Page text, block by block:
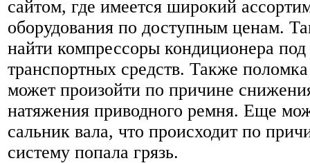
сайтом, где имеется широкий
оборудования по доступным ценам.
найти компрессоры кондиционера
транспортных средств. Также
может произойти по причине
натяжения приводного ремня. Еще
сальник вала, что происходит по
систему попала грязь.